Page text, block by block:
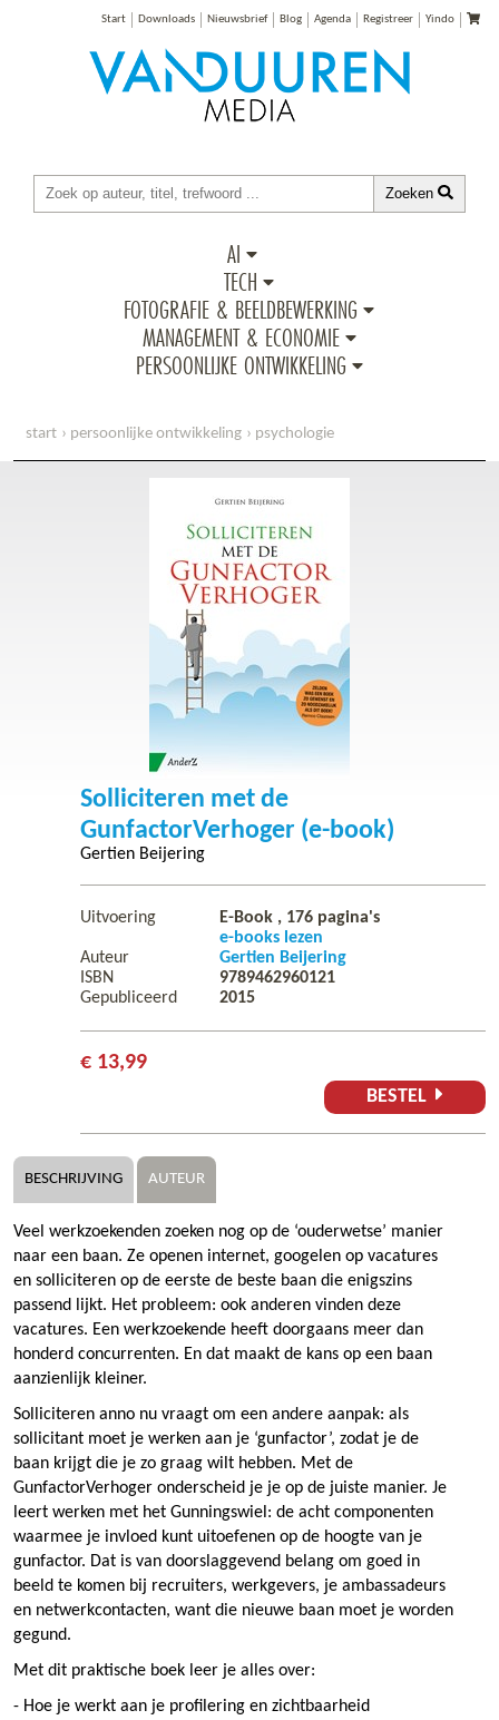
Start Downloads Nieuwsbrief Blog Agenda Registreer Yindo
Zoeken
AI
TECH
FOTOGRAFIE & BEELDBEWERKING
MANAGEMENT & ECONOMIE
PERSOONLIJKE ONTWIKKELING
start persoonlijke ontwikkeling psychologie
Solliciteren met de
GunfactorVerhoger (e-book)
Gertien Beijering
Uitvoering E-Book , 176 pagina's
e-books lezen
Auteur
Gertien Beijering
ISBN
9789462960121
Gepubliceerd
2015
€ 13,99
BESTEL
BESCHRIJVING AUTEUR
Veel werkzoekenden zoeken nog op de ‘ouderwetse’ manier
naar een baan. Ze openen internet, googelen op vacatures
en solliciteren op de eerste de beste baan die enigszins
passend lijkt. Het probleem: ook anderen vinden deze
vacatures. Een werkzoekende heeft doorgaans meer dan
honderd concurrenten. En dat maakt de kans op een baan
aanzienlijk kleiner.
Solliciteren anno nu vraagt om een andere aanpak: als
sollicitant moet je werken aan je ‘gunfactor’, zodat je de
baan krijgt die je zo graag wilt hebben. Met de
GunfactorVerhoger onderscheid je je op de juiste manier. Je
leert werken met het Gunningswiel: de acht componenten
waarmee je invloed kunt uitoefenen op de hoogte van je
gunfactor. Dat is van doorslaggevend belang om goed in
beeld te komen bij recruiters, werkgevers, je ambassadeurs
en netwerkcontacten, want die nieuwe baan moet je worden
gegund.
Met dit praktische boek leer je alles over:
- Hoe je werkt aan je profilering en zichtbaarheid